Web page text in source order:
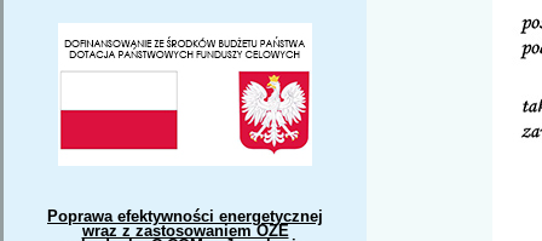
Poprawa efektywności energetycznej
wraz z zastosowaniem OZE